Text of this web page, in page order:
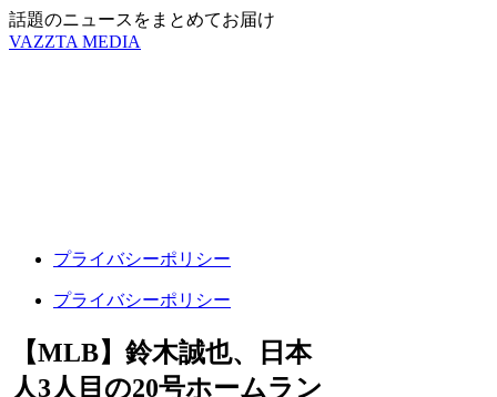
話題のニュースをまとめてお届け
VAZZTA MEDIA
プライバシーポリシー
プライバシーポリシー
【MLB】鈴木誠也、日本
人3人目の20号ホームラン